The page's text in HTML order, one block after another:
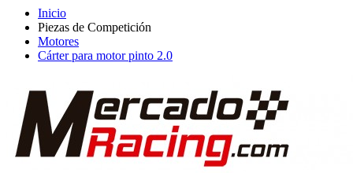
Piezas de Competición
Motores
Cárter para motor pinto 2.0